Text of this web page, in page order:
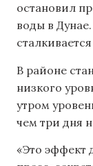
остановил
воды в
В районе
низкого
утром
чем три дня
«Это эффект